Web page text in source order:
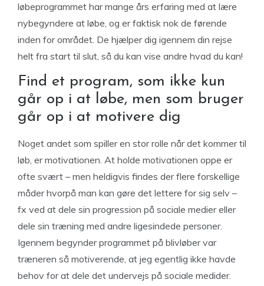
løbeprogrammet har mange års erfaring med at lære
nybegyndere at løbe, og er faktisk nok de førende
inden for området. De hjælper dig igennem din rejse
helt fra start til slut, så du kan vise andre hvad du kan!
Find et program, som ikke kun
går op i at løbe, men som bruger
går op i at motivere dig
Noget andet som spiller en stor rolle når det kommer til
løb, er motivationen. At holde motivationen oppe er
ofte svært – men heldigvis findes der flere forskellige
måder hvorpå man kan gøre det lettere for sig selv –
fx ved at dele sin progression på sociale medier eller
dele sin træning med andre ligesindede personer.
Igennem begynder programmet på blivløber var
træneren så motiverende, at jeg egentlig ikke havde
behov for at dele det undervejs på sociale medider.